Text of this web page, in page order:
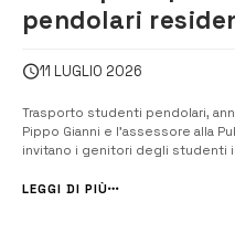
pendolari
11 LUGLIO 2026
Trasporto studenti pendolari,
Pippo Gianni e l’assessore alla
invitano i genitori degli studenti
moduli disponibili sul sito
LEGGI DI PIÙ